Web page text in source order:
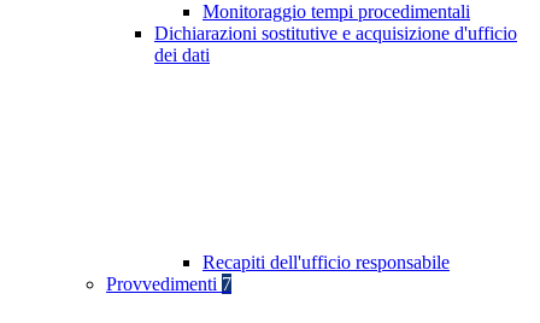
Monitoraggio tempi procedimentali
Dichiarazioni sostitutive e acquisizione d'ufficio
dei dati
Recapiti dell'ufficio responsabile
Provvedimenti 7